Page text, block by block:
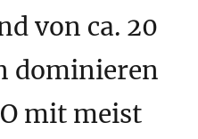
von ca. 20
dominieren
mit meist